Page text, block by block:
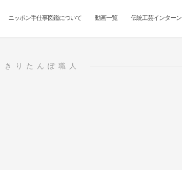
ニッポン手仕事図鑑について 動画一覧 伝統工芸インターン
きりたんぽ職人